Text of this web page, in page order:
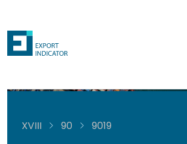
XVIII 90 9019